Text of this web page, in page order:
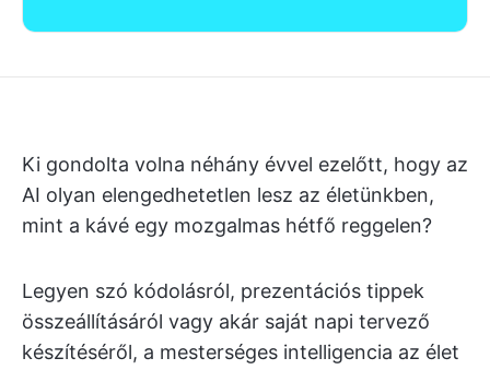
Ki gondolta volna néhány évvel ezelőtt, hogy az
AI olyan elengedhetetlen lesz az életünkben,
mint a kávé egy mozgalmas hétfő reggelen?
Legyen szó kódolásról, prezentációs tippek
összeállításáról vagy akár saját napi tervező
készítéséről, a mesterséges intelligencia az élet